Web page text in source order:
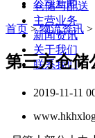
仓储与配送
主营业务
新闻资讯
关于我们
联系我们
公司新闻
首页 >物流资讯 >
第三方仓储
2019-11-11